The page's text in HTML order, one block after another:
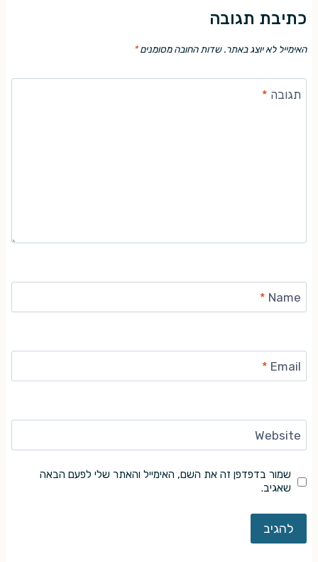
כתיבת תגובה
האימייל לא יוצג באתר. שדות החובה מסומנים*
תגובה *
Name
*
Email
*
Website
שמור בדפדפן זה את השם, האימייל והאתר שלי לפעם הבאה
שאגיב.